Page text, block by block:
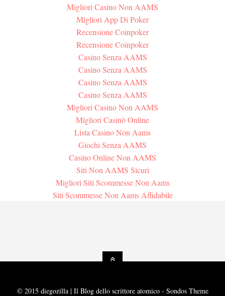
Migliori Casino Non AAMS
Migliori App Di Poker
Recensione Coinpoker
Recensione Coinpoker
Casino Senza AAMS
Casino Senza AAMS
Casino Senza AAMS
Casino Senza AAMS
Migliori Casino Non AAMS
Migliori Casinò Online
Lista Casino Non Aams
Giochi Senza AAMS
Casino Online Non AAMS
Siti Non AAMS Sicuri
Migliori Siti Scommesse Non Aams
Siti Scommesse Non Aams Affidabile
© 2015 diegozilla | Il Blog dello scrittore atomico - Sondos Theme